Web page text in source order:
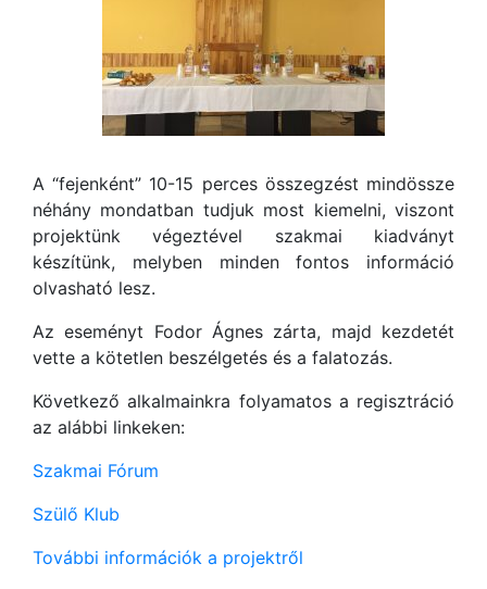
A “fejenként” 10-15 perces összegzést mindössze
néhány mondatban tudjuk most kiemelni, viszont
projektünk végeztével szakmai kiadványt
készítünk, melyben minden fontos információ
olvasható lesz.
Az eseményt Fodor Ágnes zárta, majd kezdetét
vette a kötetlen beszélgetés és a falatozás.
Következő alkalmainkra folyamatos a regisztráció
az alábbi linkeken:
Szakmai Fórum
Szülő Klub
További információk a projektről